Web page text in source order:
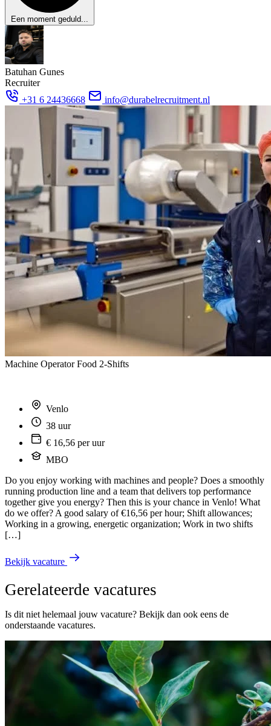
Een moment geduld...
Batuhan Gunes
Recruiter
+31 6 24436668
info@durabelrecruitment.nl
Machine Operator Food 2-Shifts
Venlo
38 uur
€ 16,56 per uur
MBO
Do you enjoy working with machines and people? Does a smoothly
running production line and a team that delivers top performance
together give you energy? Then this is your chance in Venlo! What
do we offer? A good salary of €16,56 per hour; Shift allowances;
Working in a growing, energetic organization; Work in two shifts
[…]
Bekijk vacature
Gerelateerde vacatures
Is dit niet helemaal jouw vacature? Bekijk dan ook eens de
onderstaande vacatures.